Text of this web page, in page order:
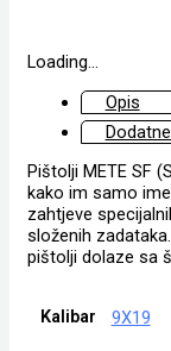
Loading...
Opis
Pištolji METE SF
kako im samo
zahtjeve
složenih
pištolji dolaze sa
Kalibar 9X19